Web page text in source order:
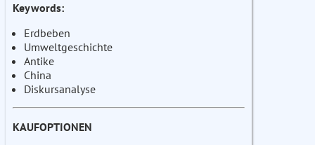
Keywords:
Erdbeben
Umweltgeschichte
Antike
China
Diskursanalyse
KAUFOPTIONEN